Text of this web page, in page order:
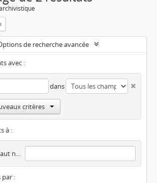
de recherche avancée
avec :
dans
critères
à :
Description de haut niveau
par :